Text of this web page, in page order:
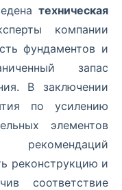
техническая
компании
фундаментов и
запас
В заключении
по усилению
элементов
рекомендаций
реконструкцию и
соответствие